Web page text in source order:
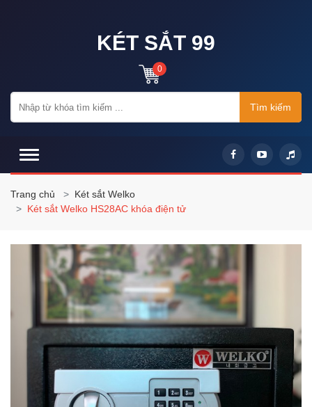
KÉT SẮT 99
0
Tìm kiếm
Trang chủ
Két sắt Welko
Két sắt Welko HS28AC khóa điện tử